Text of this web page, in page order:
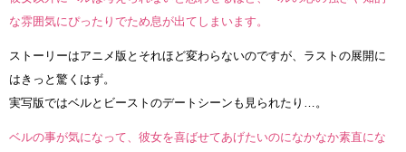
な雰囲気にぴったりでため息が出てしまいます。
ストーリーはアニメ版とそれほど変わらないのですが、ラストの展開に
はきっと驚くはず。
実写版ではベルとビーストのデートシーンも見られたり…。
ベルの事が気になって、彼女を喜ばせてあげたいのになかなか素直にな